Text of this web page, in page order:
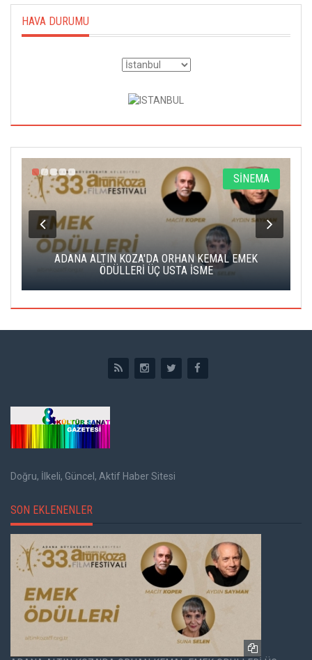
HAVA DURUMU
SİNEMA
ADANA ALTIN KOZA'DA ORHAN KEMAL EMEK
ÖDÜLLERİ ÜÇ USTA İSME
Doğru, İlkeli, Güncel, Aktif Haber Sitesi
SON EKLENENLER